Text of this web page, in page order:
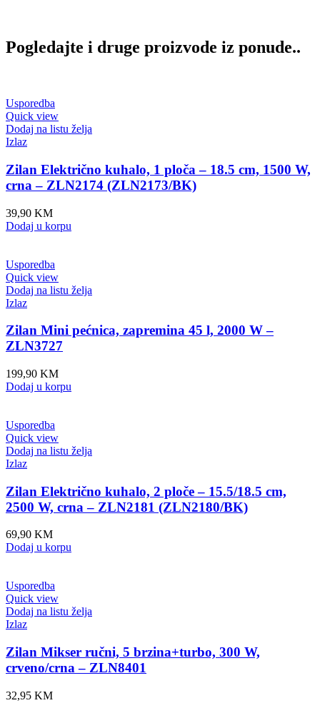
Pogledajte i druge proizvode iz ponude..
Usporedba
Quick view
Dodaj na listu želja
Izlaz
Zilan Električno kuhalo, 1 ploča – 18.5 cm, 1500 W,
crna – ZLN2174 (ZLN2173/BK)
39,90 KM
Dodaj u korpu
Usporedba
Quick view
Dodaj na listu želja
Izlaz
Zilan Mini pećnica, zapremina 45 l, 2000 W –
ZLN3727
199,90 KM
Dodaj u korpu
Usporedba
Quick view
Dodaj na listu želja
Izlaz
Zilan Električno kuhalo, 2 ploče – 15.5/18.5 cm,
2500 W, crna – ZLN2181 (ZLN2180/BK)
69,90 KM
Dodaj u korpu
Usporedba
Quick view
Dodaj na listu želja
Izlaz
Zilan Mikser ručni, 5 brzina+turbo, 300 W,
crveno/crna – ZLN8401
32,95 KM